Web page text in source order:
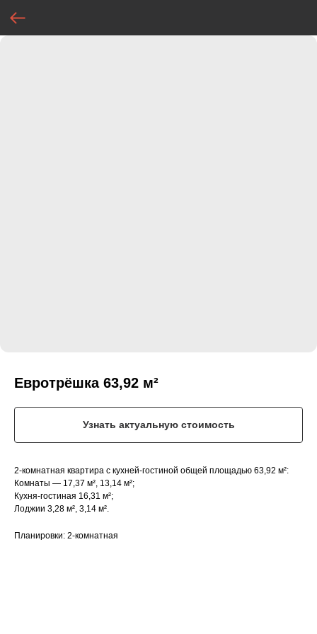
Евротрёшка 63,92 м²
Узнать актуальную стоимость
2-комнатная квартира с кухней-гостиной общей площадью 63,92 м²:
Комнаты — 17,37 м², 13,14 м²;
Кухня-гостиная 16,31 м²;
Лоджии 3,28 м², 3,14 м².
Планировки: 2-комнатная